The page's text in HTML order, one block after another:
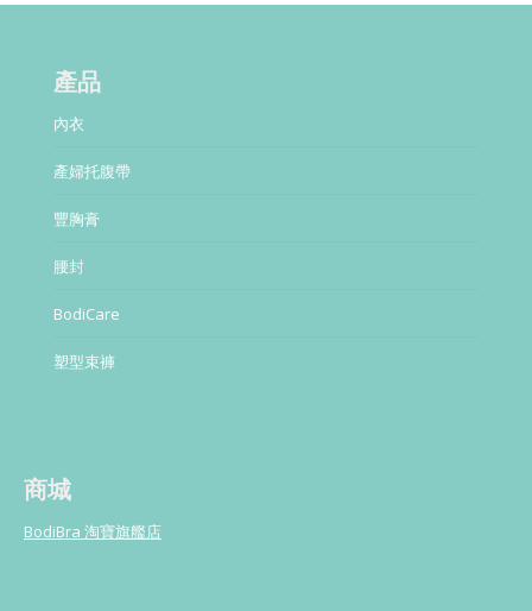
產品
內衣
產婦托腹帶
豐胸膏
腰封
BodiCare
塑型束褲
商城
BodiBra 淘寶旗艦店